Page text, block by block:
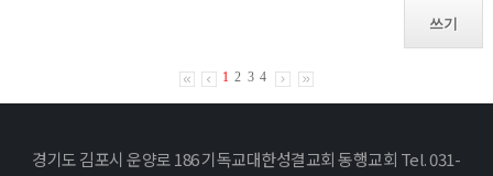
쓰기
1 2 3 4
경기도 김포시 운양로 186 기독교대한성결교회 동행교회 Tel. 031-